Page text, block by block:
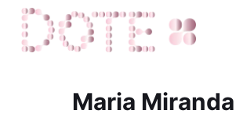
Maria Miranda